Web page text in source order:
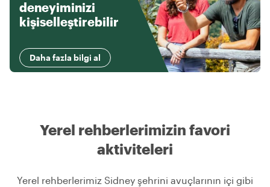
deneyiminizi
kişiselleştirebilir
Daha fazla bilgi al
Yerel rehberlerimizin favori
aktiviteleri
Yerel rehberlerimiz Sidney şehrini avuçlarının içi gibi